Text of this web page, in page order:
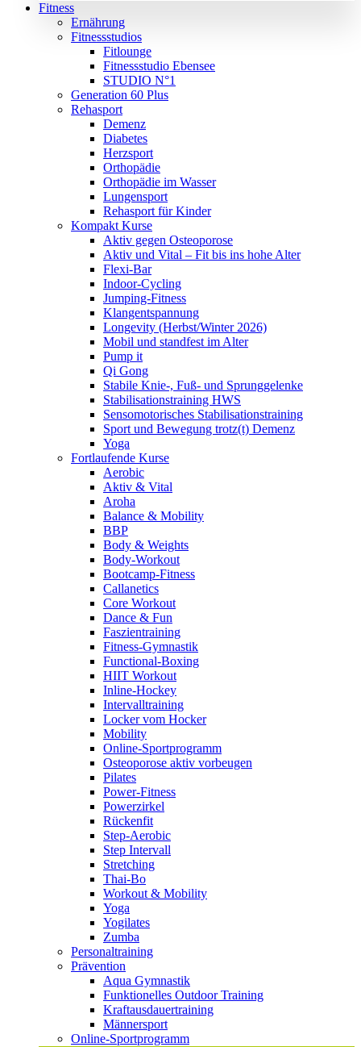
Fitness
Ernährung
Fitnessstudios
Fitlounge
Fitnessstudio Ebensee
STUDIO N°1
Generation 60 Plus
Rehasport
Demenz
Diabetes
Herzsport
Orthopädie
Orthopädie im Wasser
Lungensport
Rehasport für Kinder
Kompakt Kurse
Aktiv gegen Osteoporose
Aktiv und Vital – Fit bis ins hohe Alter
Flexi-Bar
Indoor-Cycling
Jumping-Fitness
Klangentspannung
Longevity (Herbst/Winter 2026)
Mobil und standfest im Alter
Pump it
Qi Gong
Stabile Knie-, Fuß- und Sprunggelenke
Stabilisationstraining HWS
Sensomotorisches Stabilisationstraining
Sport und Bewegung trotz(t) Demenz
Yoga
Fortlaufende Kurse
Aerobic
Aktiv & Vital
Aroha
Balance & Mobility
BBP
Body & Weights
Body-Workout
Bootcamp-Fitness
Callanetics
Core Workout
Dance & Fun
Faszientraining
Fitness-Gymnastik
Functional-Boxing
HIIT Workout
Inline-Hockey
Intervalltraining
Locker vom Hocker
Mobility
Online-Sportprogramm
Osteoporose aktiv vorbeugen
Pilates
Power-Fitness
Powerzirkel
Rückenfit
Step-Aerobic
Step Intervall
Stretching
Thai-Bo
Workout & Mobility
Yoga
Yogilates
Zumba
Personaltraining
Prävention
Aqua Gymnastik
Funktionelles Outdoor Training
Kraftausdauertraining
Männersport
Online-Sportprogramm